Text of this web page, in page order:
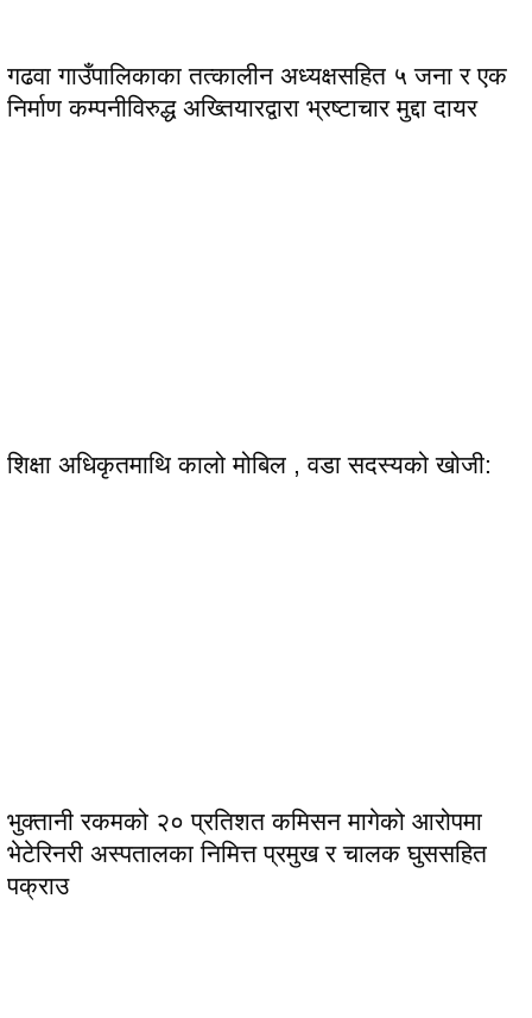
गढवा गाउँपालिकाका तत्कालीन अध्यक्षसहित ५ जना र एक
निर्माण कम्पनीविरुद्ध अख्तियारद्वारा भ्रष्टाचार मुद्दा दायर
शिक्षा अधिकृतमाथि कालो मोबिल , वडा सदस्यको खोजी:
भुक्तानी रकमको २० प्रतिशत कमिसन मागेको आरोपमा
भेटेरिनरी अस्पतालका निमित्त प्रमुख र चालक घुससहित
पक्राउ